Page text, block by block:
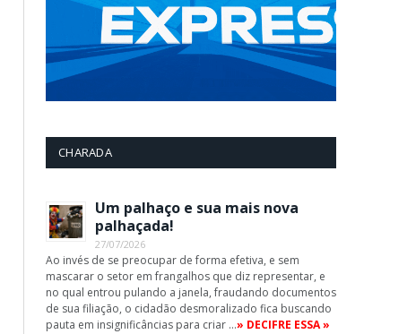
CHARADA
Um palhaço e sua mais nova
palhaçada!
27/07/2026
Ao invés de se preocupar de forma efetiva, e sem
mascarar o setor em frangalhos que diz representar, e
no qual entrou pulando a janela, fraudando documentos
de sua filiação, o cidadão desmoralizado fica buscando
pauta em insignificâncias para criar …» DECIFRE ESSA »